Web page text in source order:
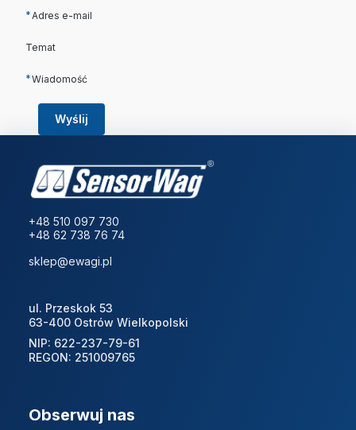
*Adres e-mail
Temat
*Wiadomość
Wyślij
+48 510 097 730
+48 62 738 76 74
sklep@ewagi.pl
ul. Przeskok 53
63-400 Ostrów Wielkopolski
NIP: 622-237-79-61
REGON: 251009765
Obserwuj nas